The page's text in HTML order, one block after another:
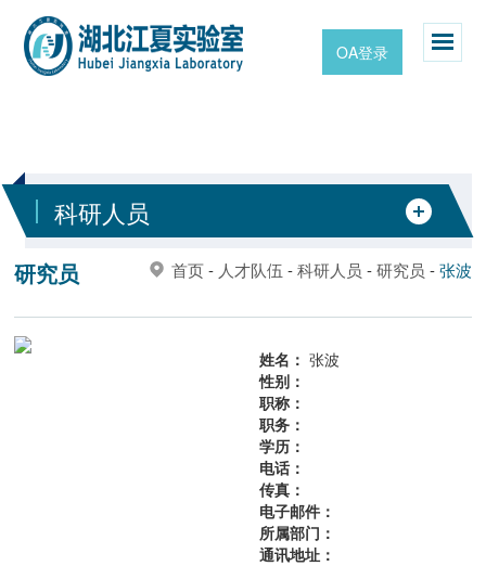
OA登录
科研人员
研究员 首页- 人才队伍 -科研人员 -研究员 -张波
姓名： 张波
性别：
职称：
职务：
学历：
电话：
传真：
电子邮件：
所属部门：
通讯地址：